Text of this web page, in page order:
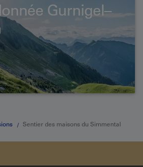
Gurnigel–
Sentier des maisons du Simmental